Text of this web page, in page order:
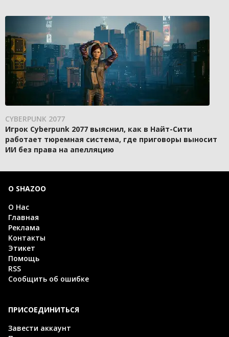
CYBERPUNK 2077
Игрок Cyberpunk 2077 выяснил, как в Найт-Сити
работает тюремная система, где приговоры выносит
ИИ без права на апелляцию
О SHAZOO
О Нас
Главная
Реклама
Контакты
Этикет
Помощь
RSS
Сообщить об ошибке
ПРИСОЕДИНИТЬСЯ
Завести аккаунт